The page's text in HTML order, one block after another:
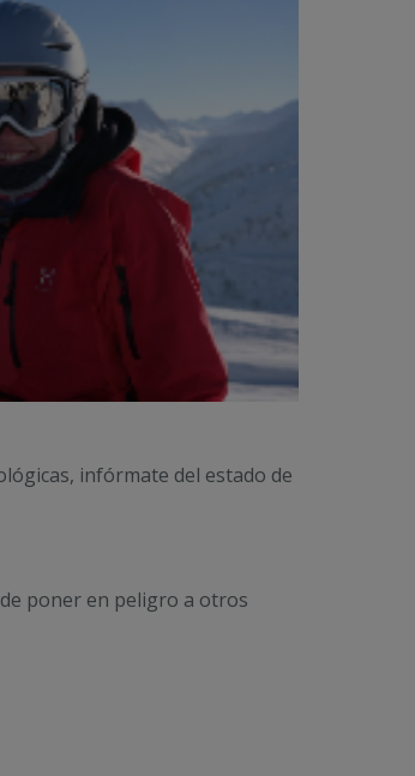
infórmate del estado de
poner en peligro a otros